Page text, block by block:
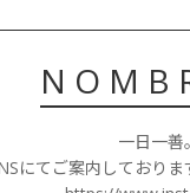
一日一善
にてご案内しておりま